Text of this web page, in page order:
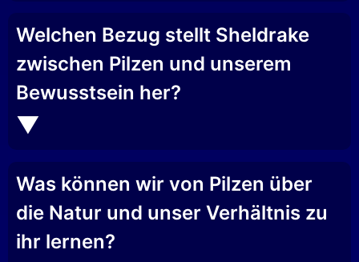
Welchen Bezug stellt Sheldrake
zwischen Pilzen und unserem
Bewusstsein her?
Was können wir von Pilzen über
die Natur und unser Verhältnis zu
ihr lernen?